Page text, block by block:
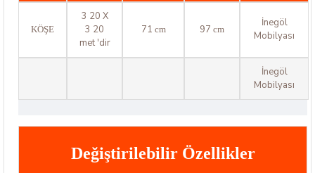
KÖŞE
3 20 X
3 20
met 'dir
71 cm 97 cm
İnegöl
Mobilyası
İnegöl
Mobilyası
Değiştirilebilir Özellikler